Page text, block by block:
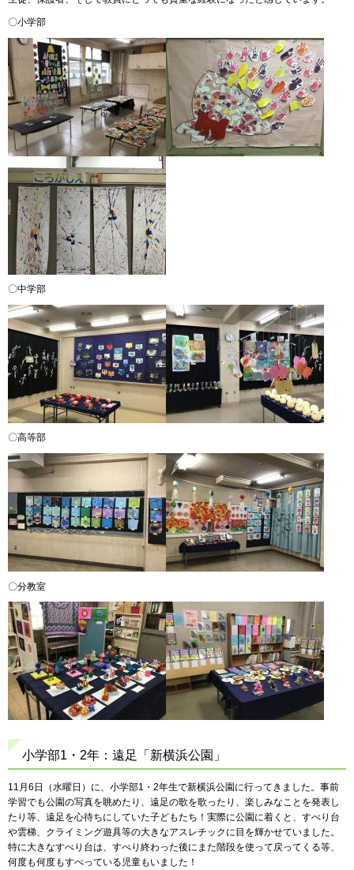
〇小学部
〇中学部
〇高等部
〇分教室
小学部1・2年：遠足「新横浜公園」
11月6日（水曜日）に、小学部1・2年生で新横浜公園に行ってきました。事前
学習でも公園の写真を眺めたり、遠足の歌を歌ったり、楽しみなことを発表し
たり等、遠足を心待ちにしていた子どもたち！実際に公園に着くと、すべり台
や雲梯、クライミング遊具等の大きなアスレチックに目を輝かせていました。
特に大きなすべり台は、すべり終わった後にまた階段を使って戻ってくる等、
何度も何度もすべっている児童もいました！